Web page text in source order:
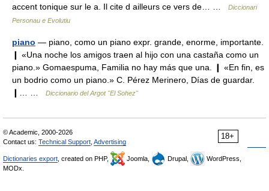
accent tonique sur le a. Il cite d ailleurs ce vers de… …
Diccionari
Personau e Evolutiu
piano — piano, como un piano expr. grande, enorme, importante.
❙ «Una noche los amigos traen al hijo con una castaña como un
piano.» Gomaespuma, Familia no hay más que una. ❙ «En fin, es
un bodrio como un piano.» C. Pérez Merinero, Días de guardar.
❙… …
Diccionario del Argot "El Sohez"
18+
© Academic, 2000-2026
Contact us: Technical Support Advertising
Dictionaries export , created on PHP, Joomla, Drupal,
WordPress,
MODx.